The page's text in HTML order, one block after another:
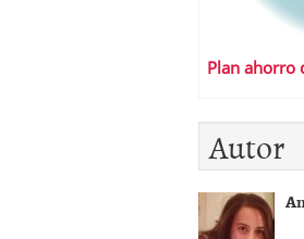
Plan ahorro
Autor